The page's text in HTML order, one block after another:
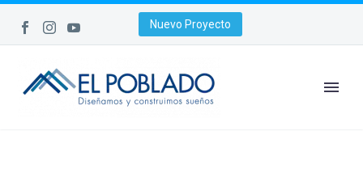
Nuevo Proyecto